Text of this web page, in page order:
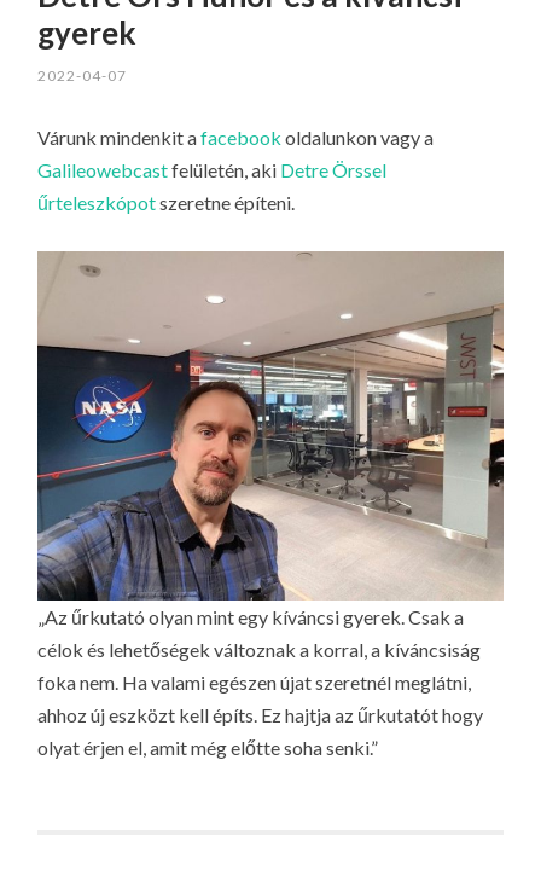
gyerek
2022-04-07
Várunk mindenkit afacebook oldalunkon vagy a
Galileowebcastfelületén, aki Detre Örssel
űrteleszkópotszeretne építeni.
„Az űrkutató olyan mint egy kíváncsi gyerek. Csak a
célok és lehetőségek változnak a korral, a kíváncsiság
foka nem. Ha valami egészen újat szeretnél meglátni,
ahhoz új eszközt kell építs. Ez hajtja az űrkutatót hogy
olyat érjen el, amit még előtte soha senki.”